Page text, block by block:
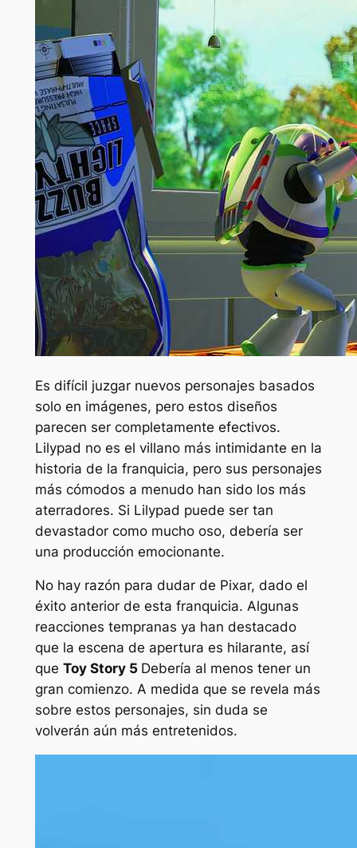
Es difícil juzgar nuevos personajes basados ​​
solo en imágenes, pero estos diseños
parecen ser completamente efectivos.
Lilypad no es el villano más intimidante en la
historia de la franquicia, pero sus personajes
más cómodos a menudo han sido los más
aterradores. Si Lilypad puede ser tan
devastador como mucho oso, debería ser
una producción emocionante.
No hay razón para dudar de Pixar, dado el
éxito anterior de esta franquicia. Algunas
reacciones tempranas ya han destacado
que la escena de apertura es hilarante, así
que Toy Story 5 Debería al menos tener un
gran comienzo. A medida que se revela más
sobre estos personajes, sin duda se
volverán aún más entretenidos.